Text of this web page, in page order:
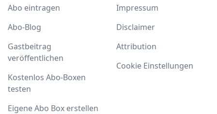
Abo eintragen
Abo-Blog
Gastbeitrag
veröffentlichen
Kostenlos Abo-Boxen
testen
Eigene Abo Box erstellen
Impressum
Disclaimer
Attribution
Cookie Einstellungen